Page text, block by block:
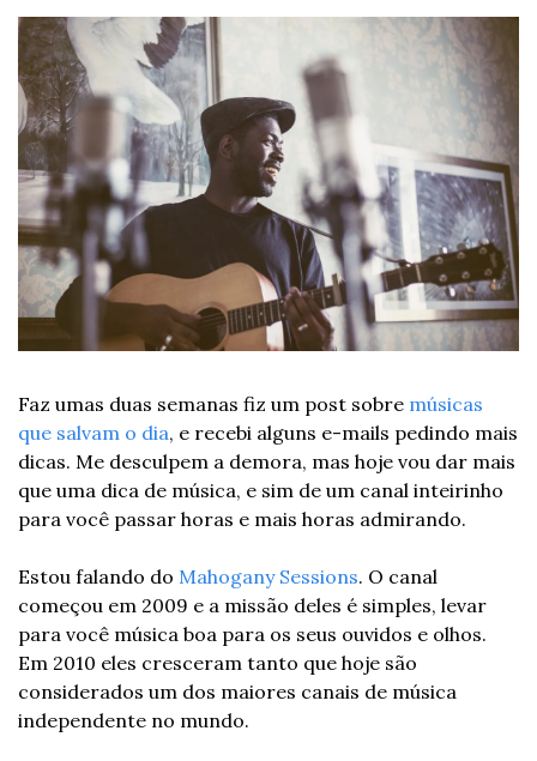
Faz umas duas semanas fiz um post sobre músicas
que salvam o dia, e recebi alguns e-mails pedindo mais
dicas. Me desculpem a demora, mas hoje vou dar mais
que uma dica de música, e sim de um canal inteirinho
para você passar horas e mais horas admirando.
Estou falando do Mahogany Sessions. O canal
começou em 2009 e a missão deles é simples, levar
para você música boa para os seus ouvidos e olhos.
Em 2010 eles cresceram tanto que hoje são
considerados um dos maiores canais de música
independente no mundo.